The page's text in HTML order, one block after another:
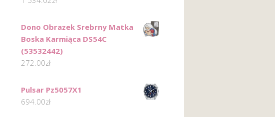
Dono Obrazek Srebrny Matka
Boska Karmiąca DS54C
(53532442)
272.00zł
Pulsar Pz5057X1
694.00zł